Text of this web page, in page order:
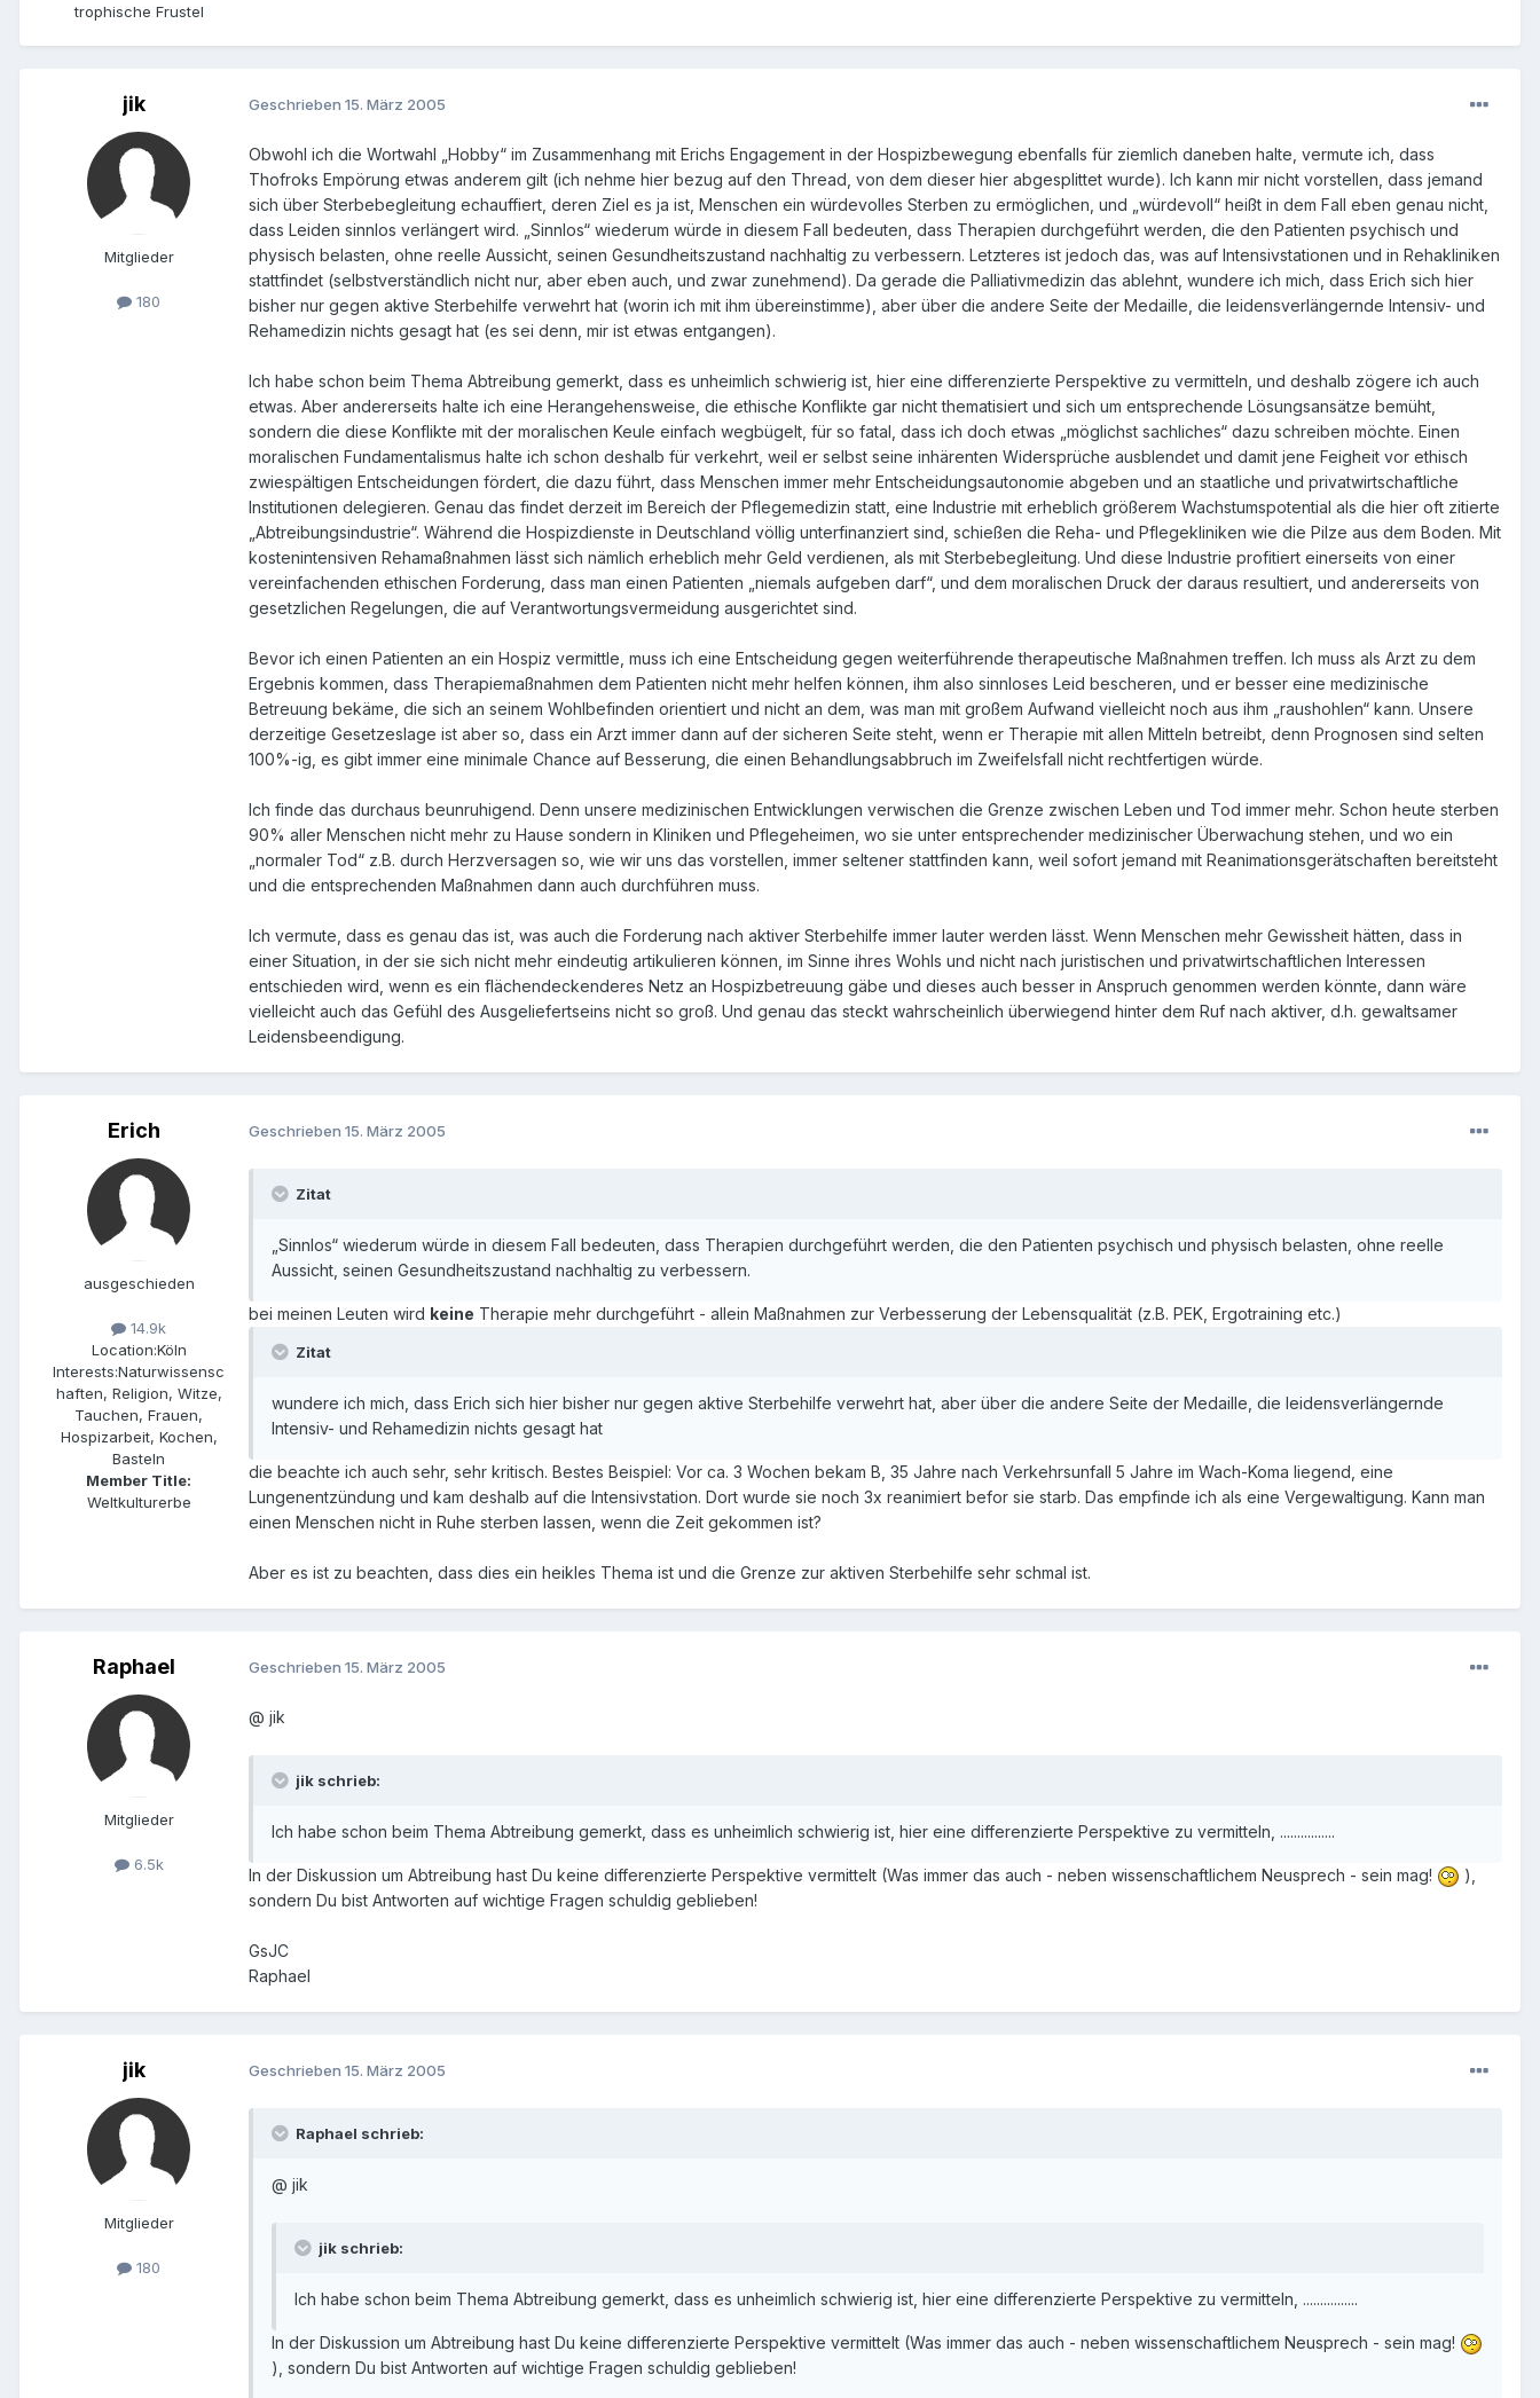
trophische Frustel
jik
Mitglieder
180
Geschrieben 15. März 2005
Obwohl ich die Wortwahl „Hobby“ im Zusammenhang mit Erichs Engagement in der Hospizbewegung ebenfalls für ziemlich daneben halte, vermute ich, dass
Thofroks Empörung etwas anderem gilt (ich nehme hier bezug auf den Thread, von dem dieser hier abgesplittet wurde). Ich kann mir nicht vorstellen, dass jemand
sich über Sterbebegleitung echauffiert, deren Ziel es ja ist, Menschen ein würdevolles Sterben zu ermöglichen, und „würdevoll“ heißt in dem Fall eben genau nicht,
dass Leiden sinnlos verlängert wird. „Sinnlos“ wiederum würde in diesem Fall bedeuten, dass Therapien durchgeführt werden, die den Patienten psychisch und
physisch belasten, ohne reelle Aussicht, seinen Gesundheitszustand nachhaltig zu verbessern. Letzteres ist jedoch das, was auf Intensivstationen und in Rehakliniken
stattfindet (selbstverständlich nicht nur, aber eben auch, und zwar zunehmend). Da gerade die Palliativmedizin das ablehnt, wundere ich mich, dass Erich sich hier
bisher nur gegen aktive Sterbehilfe verwehrt hat (worin ich mit ihm übereinstimme), aber über die andere Seite der Medaille, die leidensverlängernde Intensiv- und
Rehamedizin nichts gesagt hat (es sei denn, mir ist etwas entgangen).
Ich habe schon beim Thema Abtreibung gemerkt, dass es unheimlich schwierig ist, hier eine differenzierte Perspektive zu vermitteln, und deshalb zögere ich auch
etwas. Aber andererseits halte ich eine Herangehensweise, die ethische Konflikte gar nicht thematisiert und sich um entsprechende Lösungsansätze bemüht,
sondern die diese Konflikte mit der moralischen Keule einfach wegbügelt, für so fatal, dass ich doch etwas „möglichst sachliches“ dazu schreiben möchte. Einen
moralischen Fundamentalismus halte ich schon deshalb für verkehrt, weil er selbst seine inhärenten Widersprüche ausblendet und damit jene Feigheit vor ethisch
zwiespältigen Entscheidungen fördert, die dazu führt, dass Menschen immer mehr Entscheidungsautonomie abgeben und an staatliche und privatwirtschaftliche
Institutionen delegieren. Genau das findet derzeit im Bereich der Pflegemedizin statt, eine Industrie mit erheblich größerem Wachstumspotential als die hier oft zitierte
„Abtreibungsindustrie“. Während die Hospizdienste in Deutschland völlig unterfinanziert sind, schießen die Reha- und Pflegekliniken wie die Pilze aus dem Boden. Mit
kostenintensiven Rehamaßnahmen lässt sich nämlich erheblich mehr Geld verdienen, als mit Sterbebegleitung. Und diese Industrie profitiert einerseits von einer
vereinfachenden ethischen Forderung, dass man einen Patienten „niemals aufgeben darf“, und dem moralischen Druck der daraus resultiert, und andererseits von
gesetzlichen Regelungen, die auf Verantwortungsvermeidung ausgerichtet sind.
Bevor ich einen Patienten an ein Hospiz vermittle, muss ich eine Entscheidung gegen weiterführende therapeutische Maßnahmen treffen. Ich muss als Arzt zu dem
Ergebnis kommen, dass Therapiemaßnahmen dem Patienten nicht mehr helfen können, ihm also sinnloses Leid bescheren, und er besser eine medizinische
Betreuung bekäme, die sich an seinem Wohlbefinden orientiert und nicht an dem, was man mit großem Aufwand vielleicht noch aus ihm „raushohlen“ kann. Unsere
derzeitige Gesetzeslage ist aber so, dass ein Arzt immer dann auf der sicheren Seite steht, wenn er Therapie mit allen Mitteln betreibt, denn Prognosen sind selten
100%-ig, es gibt immer eine minimale Chance auf Besserung, die einen Behandlungsabbruch im Zweifelsfall nicht rechtfertigen würde.
Ich finde das durchaus beunruhigend. Denn unsere medizinischen Entwicklungen verwischen die Grenze zwischen Leben und Tod immer mehr. Schon heute sterben
90% aller Menschen nicht mehr zu Hause sondern in Kliniken und Pflegeheimen, wo sie unter entsprechender medizinischer Überwachung stehen, und wo ein
„normaler Tod“ z.B. durch Herzversagen so, wie wir uns das vorstellen, immer seltener stattfinden kann, weil sofort jemand mit Reanimationsgerätschaften bereitsteht
und die entsprechenden Maßnahmen dann auch durchführen muss.
Ich vermute, dass es genau das ist, was auch die Forderung nach aktiver Sterbehilfe immer lauter werden lässt. Wenn Menschen mehr Gewissheit hätten, dass in
einer Situation, in der sie sich nicht mehr eindeutig artikulieren können, im Sinne ihres Wohls und nicht nach juristischen und privatwirtschaftlichen Interessen
entschieden wird, wenn es ein flächendeckenderes Netz an Hospizbetreuung gäbe und dieses auch besser in Anspruch genommen werden könnte, dann wäre
vielleicht auch das Gefühl des Ausgeliefertseins nicht so groß. Und genau das steckt wahrscheinlich überwiegend hinter dem Ruf nach aktiver, d.h. gewaltsamer
Leidensbeendigung.
Erich
ausgeschieden
14.9k
Location:Köln
Interests:Naturwissensc
haften, Religion, Witze,
Tauchen, Frauen,
Hospizarbeit, Kochen,
Basteln
Member Title:
Weltkulturerbe
Geschrieben 15. März 2005
Zitat
„Sinnlos“ wiederum würde in diesem Fall bedeuten, dass Therapien durchgeführt werden, die den Patienten psychisch und physisch belasten, ohne reelle
Aussicht, seinen Gesundheitszustand nachhaltig zu verbessern.
bei meinen Leuten wird keine Therapie mehr durchgeführt - allein Maßnahmen zur Verbesserung der Lebensqualität (z.B. PEK, Ergotraining etc.)
Zitat
wundere ich mich, dass Erich sich hier bisher nur gegen aktive Sterbehilfe verwehrt hat, aber über die andere Seite der Medaille, die leidensverlängernde
Intensiv- und Rehamedizin nichts gesagt hat
die beachte ich auch sehr, sehr kritisch. Bestes Beispiel: Vor ca. 3 Wochen bekam B, 35 Jahre nach Verkehrsunfall 5 Jahre im Wach-Koma liegend, eine
Lungenentzündung und kam deshalb auf die Intensivstation. Dort wurde sie noch 3x reanimiert befor sie starb. Das empfinde ich als eine Vergewaltigung. Kann man
einen Menschen nicht in Ruhe sterben lassen, wenn die Zeit gekommen ist?
Aber es ist zu beachten, dass dies ein heikles Thema ist und die Grenze zur aktiven Sterbehilfe sehr schmal ist.
Raphael
Mitglieder
6.5k
Geschrieben 15. März 2005
@ jik
jik schrieb:
Ich habe schon beim Thema Abtreibung gemerkt, dass es unheimlich schwierig ist, hier eine differenzierte Perspektive zu vermitteln, ................
In der Diskussion um Abtreibung hast Du keine differenzierte Perspektive vermittelt (Was immer das auch - neben wissenschaftlichem Neusprech - sein mag!
),
sondern Du bist Antworten auf wichtige Fragen schuldig geblieben!
GsJC
Raphael
jik
Mitglieder
180
Geschrieben 15. März 2005
Raphael schrieb:
@ jik
jik schrieb:
Ich habe schon beim Thema Abtreibung gemerkt, dass es unheimlich schwierig ist, hier eine differenzierte Perspektive zu vermitteln, ................
In der Diskussion um Abtreibung hast Du keine differenzierte Perspektive vermittelt (Was immer das auch - neben wissenschaftlichem Neusprech - sein mag!
), sondern Du bist Antworten auf wichtige Fragen schuldig geblieben!